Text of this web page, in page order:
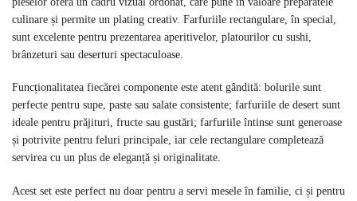
culinare și permite un plating creativ. Farfuriile rectangulare, în special,
sunt excelente pentru prezentarea aperitivelor, platourilor cu sushi,
brânzeturi sau deserturi spectaculoase.
Funcționalitatea fiecărei componente este atent gândită: bolurile sunt
perfecte pentru supe, paste sau salate consistente; farfuriile de desert sunt
ideale pentru prăjituri, fructe sau gustări; farfuriile întinse sunt generoase
și potrivite pentru feluri principale, iar cele rectangulare completează
servirea cu un plus de eleganță și originalitate.
Acest set este perfect nu doar pentru a servi mesele în familie, ci și pentru